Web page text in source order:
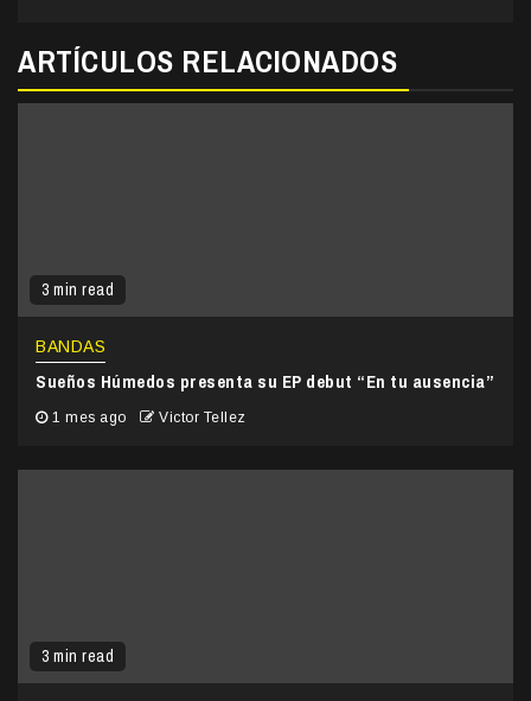
ARTÍCULOS RELACIONADOS
3 min read
BANDAS
Sueños Húmedos presenta su EP debut “En tu ausencia”
1 mes ago Victor Tellez
3 min read